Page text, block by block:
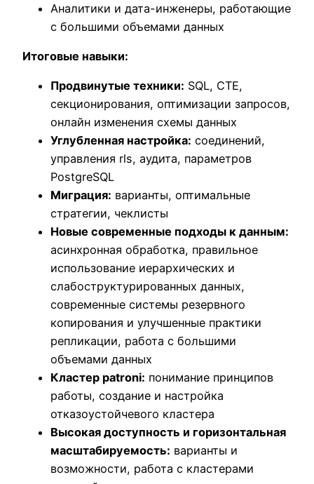
Аналитики и дата-инженеры, работающие
с большими объемами данных
Итоговые навыки:
Продвинутые техники: SQL, СТЕ,
секционирования, оптимизации запросов,
онлайн изменения схемы данных
Углубленная настройка: соединений,
управления rls, аудита, параметров
PostgreSQL
Миграция: варианты, оптимальные
стратегии, чеклисты
Новые современные подходы к данным:
асинхронная обработка, правильное
использование иерархических и
слабоструктурированных данных,
современные системы резервного
копирования и улучшенные практики
репликации, работа с большими
объемами данных
Кластер patroni: понимание принципов
работы, создание и настройка
отказоустойчевого кластера
Высокая доступность и горизонтальная
масштабируемость: варианты и
возможности, работа с кластерами